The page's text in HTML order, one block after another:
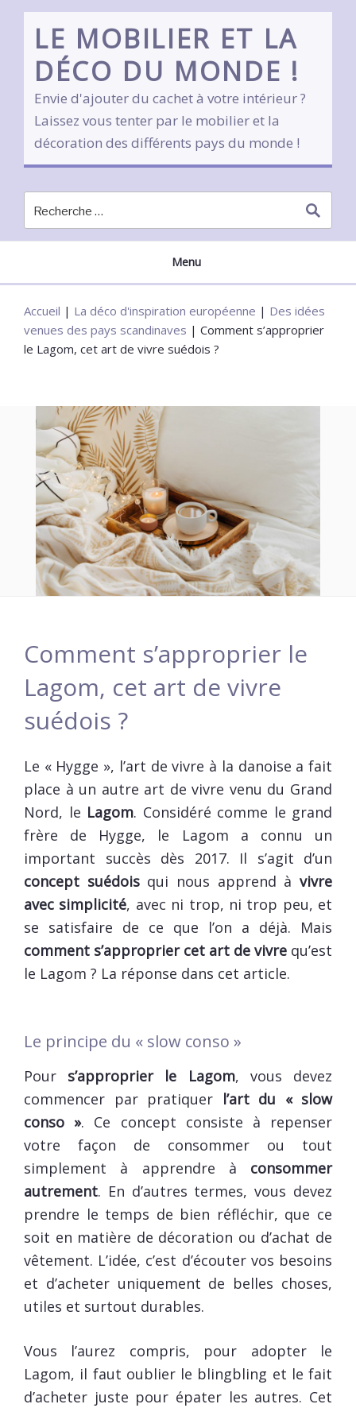
contentLE MOBILIER ET LA
DÉCO DU MONDE !
Envie d'ajouter du cachet à votre intérieur ?
Laissez vous tenter par le mobilier et la
décoration des différents pays du monde !
Menu
Accueil | La déco d'inspiration européenne | Des idées
venues des pays scandinaves | Comment s’approprier
le Lagom, cet art de vivre suédois ?
Comment s’approprier le
Lagom, cet art de vivre
suédois ?
Le « Hygge », l’art de vivre à la danoise a fait
place à un autre art de vivre venu du Grand
Nord, le Lagom. Considéré comme le grand
frère de Hygge, le Lagom a connu un
important succès dès 2017. Il s’agit d’un
concept suédoisqui nous apprend àvivre
avec simplicité, avec ni trop, ni trop peu, et
se satisfaire de ce que l’on a déjà. Mais
comment s’approprier cet art de vivre qu’est
le Lagom ? La réponse dans cet article.
Le principe du « slow conso »
Pour s’approprier le Lagom, vous devez
commencer par pratiquer l’art du « slow
conso ». Ce concept consiste à repenser
votre façon de consommer ou tout
simplement à apprendre à consommer
autrement. En d’autres termes, vous devez
prendre le temps de bien réfléchir, que ce
soit en matière de décoration ou d’achat de
vêtement. L’idée, c’est d’écouter vos besoins
et d’acheter uniquement de belles choses,
utiles et surtout durables.
Vous l’aurez compris, pour adopter le
Lagom, il faut oublier le blingbling et le fait
d’acheter juste pour épater les autres. Cet